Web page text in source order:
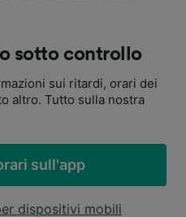
sotto controllo
sui ritardi, orari dei
altro. Tutto sulla nostra
sull'app
dispositivi mobili